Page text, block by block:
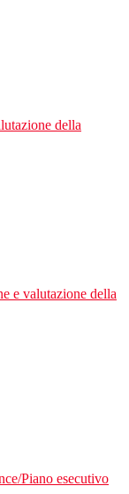
della
e valutazione della
Piano esecutivo